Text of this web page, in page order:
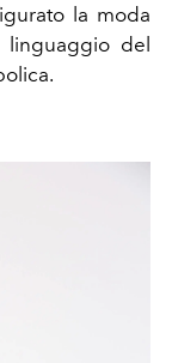
la moda
linguaggio del